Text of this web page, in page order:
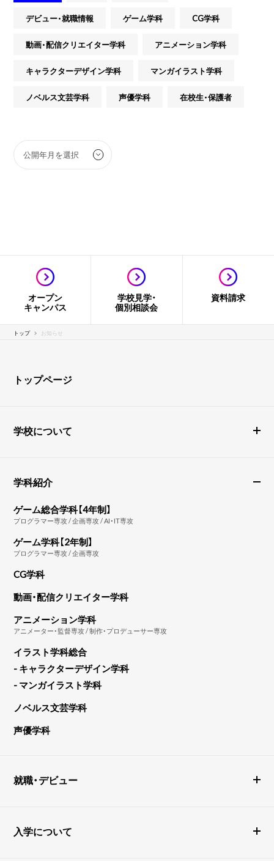
デビュー・就職情報 ゲーム学科 CG学科
動画・配信クリエイター学科 アニメーション学科
キャラクターデザイン学科 マンガイラスト学科
ノベルス文芸学科 声優学科 在校生・保護者
オープン
キャンパス
学校見学・
個別相談会
資料請求
トップ お知らせ
トップページ
学校について
学科紹介
ゲーム総合学科【4年制】
プログラマー専攻 / 企画専攻 / AI・IT専攻
ゲーム学科【2年制】
プログラマー専攻 / 企画専攻
CG学科
動画・配信クリエイター学科
アニメーション学科
アニメーター・監督専攻 / 制作・プロデューサー専攻
イラスト学科総合
- キャラクターデザイン学科
- マンガイラスト学科
ノベルス文芸学科
声優学科
就職・デビュー
入学について